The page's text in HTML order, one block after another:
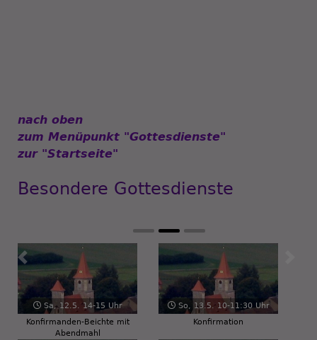
nach oben
zum Menüpunkt "Gottesdienste"
zur "Startseite"
Besondere Gottesdienste
Sa, 12.5. 14-15 Uhr
Konfirmanden-Beichte mit
Abendmahl
So, 13.5. 10-11:30 Uhr
Konfirmation
Zurück